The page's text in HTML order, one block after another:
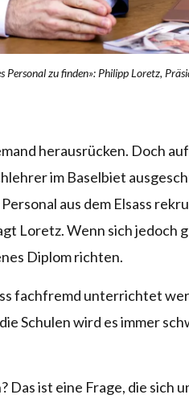
Personal zu finden»: Philipp Loretz,
herausrücken. Doch
im Baselbiet
aus dem Elsass
Loretz. Wenn sich jedoch
Diplom richten.
fachfremd unterrichtet
Schulen wird es immer
Das ist eine Frage, die sich